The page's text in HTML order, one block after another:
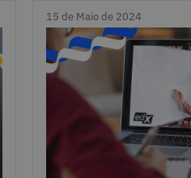
15 de Maio de 2024